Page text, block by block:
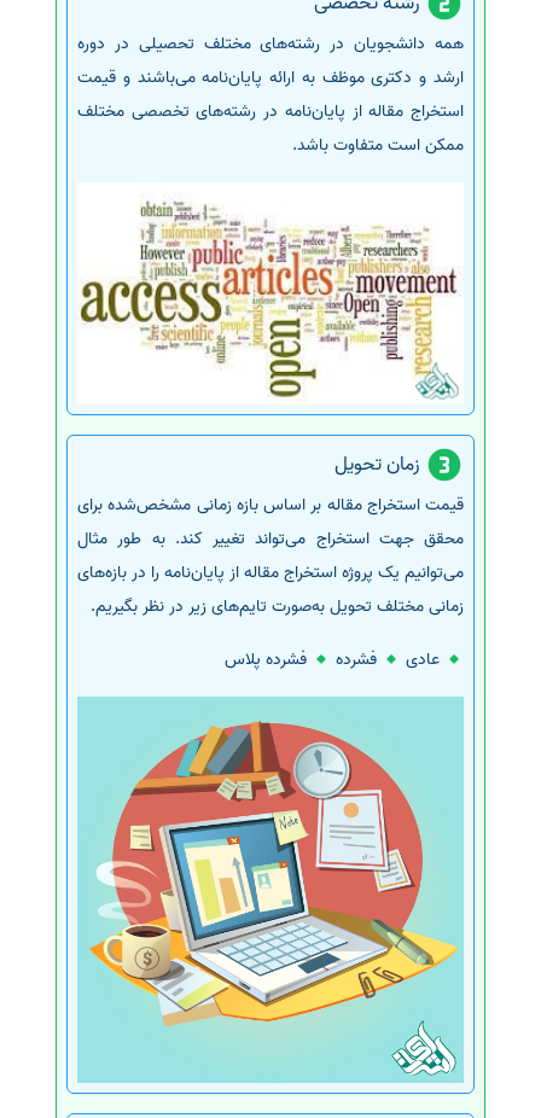
همه دانشجویان در رشته‌های مختلف تحصیلی در دوره
ارشد و دکتری موظف به ارائه پایان‌نامه می‌باشند و قیمت
استخراج مقاله از پایان‌نامه در رشته‌های تخصصی مختلف
ممکن است متفاوت باشد.
زمان تحویل
قیمت استخراج مقاله بر اساس بازه زمانی مشخص‌شده برای
محقق جهت استخراج می‌تواند تغییر کند. به طور مثال
می‌توانیم یک پروژه استخراج مقاله از پایان‌نامه را در بازه‌های
زمانی مختلف تحویل به‌صورت تایم‌های زیر در نظر بگیریم.
عادی
فشرده فشرده پلاس